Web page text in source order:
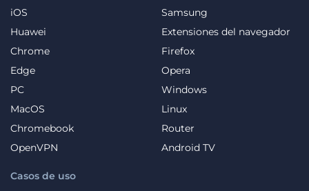
iOS
Samsung
Huawei
Extensiones del navegador
Chrome
Firefox
Edge
Opera
PC
Windows
MacOS
Linux
Chromebook
Router
OpenVPN
Android TV
Casos de uso